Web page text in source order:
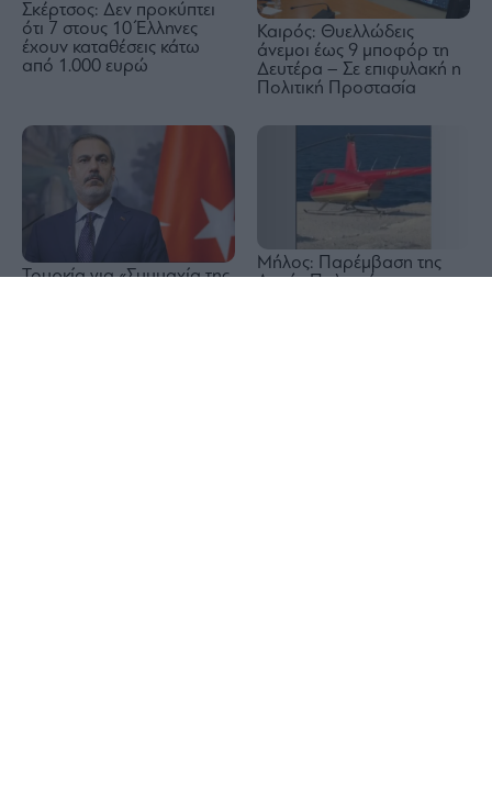
Σκέρτσος: Δεν προκύπτει
ότι 7 στους 10 Έλληνες
έχουν καταθέσεις κάτω
από 1.000 ευρώ
Καιρός: Θυελλώδεις
άνεμοι έως 9 μποφόρ τη
Δευτέρα – Σε επιφυλακή η
Πολιτική Προστασία
Τουρκία για «Συμμαχία της
Μήλος: Παρέμβαση της
Αρχής Πολιτικής